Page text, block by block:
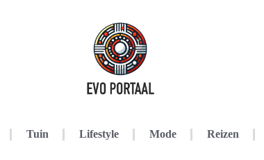
Tuin Lifestyle Mode Reizen